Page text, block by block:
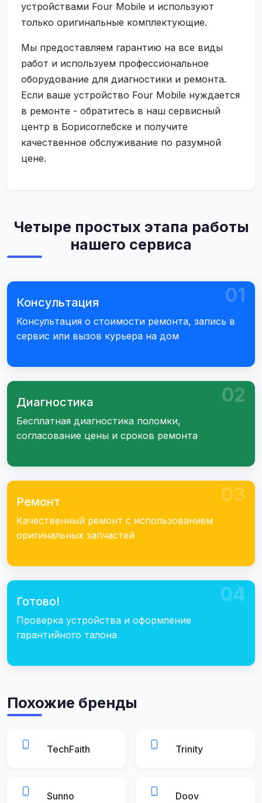
устройствами Four Mobile и используют
только оригинальные комплектующие.
Мы предоставляем гарантию на все виды
работ и используем профессиональное
оборудование для диагностики и ремонта.
Если ваше устройство Four Mobile нуждается
в ремонте - обратитесь в наш сервисный
центр в Борисоглебске и получите
качественное обслуживание по разумной
цене.
Четыре простых этапа работы
нашего сервиса
01
Консультация
Консультация о стоимости ремонта, запись в
сервис или вызов курьера на дом
02
Диагностика
Бесплатная диагностика поломки,
согласование цены и сроков ремонта
03
Ремонт
Качественный ремонт с использованием
оригинальных запчастей
04
Готово!
Проверка устройства и оформление
гарантийного талона
Похожие бренды
TechFaith Trinity
Sunno Doov